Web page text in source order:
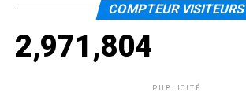
COMPTEUR VISITEURS
2,971,804
PUBLICITÉ